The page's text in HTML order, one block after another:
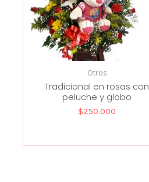
Otros
Tradicional en rosas con
peluche y globo
$250.000